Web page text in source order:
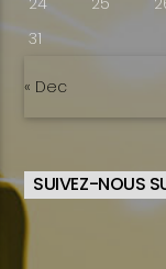
31
« Dec
SUIVEZ-NOUS